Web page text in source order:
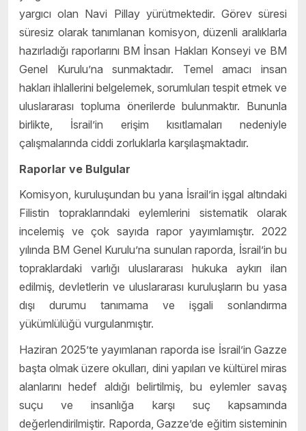
yargıcı olan Navi Pillay yürütmektedir. Görev süresi
süresiz olarak tanımlanan komisyon, düzenli aralıklarla
hazırladığı raporlarını BM İnsan Hakları Konseyi ve BM
Genel Kurulu’na sunmaktadır. Temel amacı insan
hakları ihlallerini belgelemek, sorumluları tespit etmek ve
uluslararası topluma önerilerde bulunmaktır. Bununla
birlikte, İsrail’in erişim kısıtlamaları nedeniyle
çalışmalarında ciddi zorluklarla karşılaşmaktadır.
Raporlar ve Bulgular
Komisyon, kuruluşundan bu yana İsrail’in işgal altındaki
Filistin topraklarındaki eylemlerini sistematik olarak
incelemiş ve çok sayıda rapor yayımlamıştır. 2022
yılında BM Genel Kurulu’na sunulan raporda, İsrail’in bu
topraklardaki varlığı uluslararası hukuka aykırı ilan
edilmiş, devletlerin ve uluslararası kuruluşların bu yasa
dışı durumu tanımama ve işgali sonlandırma
yükümlülüğü vurgulanmıştır.
Haziran 2025’te yayımlanan raporda ise İsrail’in Gazze
başta olmak üzere okulları, dini yapıları ve kültürel miras
alanlarını hedef aldığı belirtilmiş, bu eylemler savaş
suçu ve insanlığa karşı suç kapsamında
değerlendirilmiştir. Raporda, Gazze’de eğitim sisteminin